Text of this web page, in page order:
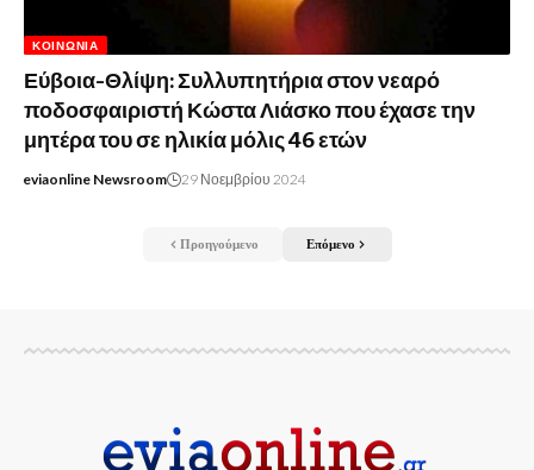
ΚΟΙΝΩΝΊΑ
Εύβοια-Θλίψη: Συλλυπητήρια στον νεαρό
ποδοσφαιριστή Κώστα Λιάσκο που έχασε την
μητέρα του σε ηλικία μόλις 46 ετών
eviaonline Newsroom 29 Νοεμβρίου 2024
Προηγούμενο Επόμενο